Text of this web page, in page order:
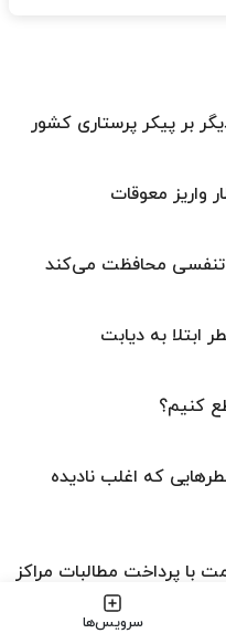
بر پیکر پرستاری کشور
واریز معوقات
تنفسی محافظت می‌کند
به دیابت
کنیم؟
که اغلب نادیده
با پرداخت مطالبات مراکز
سرویس‌ها